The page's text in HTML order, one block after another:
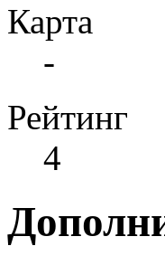
Карта
-
Рейтинг
4